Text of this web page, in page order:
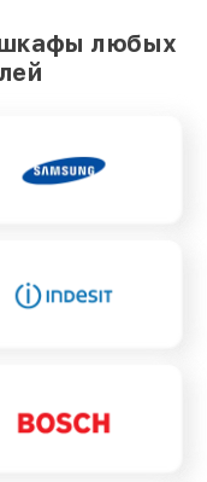
любых